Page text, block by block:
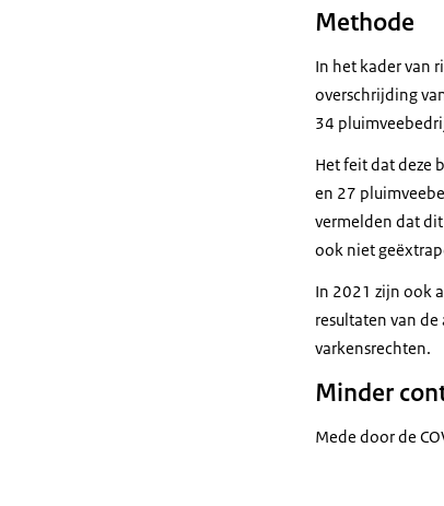
Methode
In het kader van
overschrijding
34
Het feit dat deze
en 27
vermelden dat
ook niet
In 2021 zijn ook
resultaten van
varkensrechten.
Minder
Mede door de